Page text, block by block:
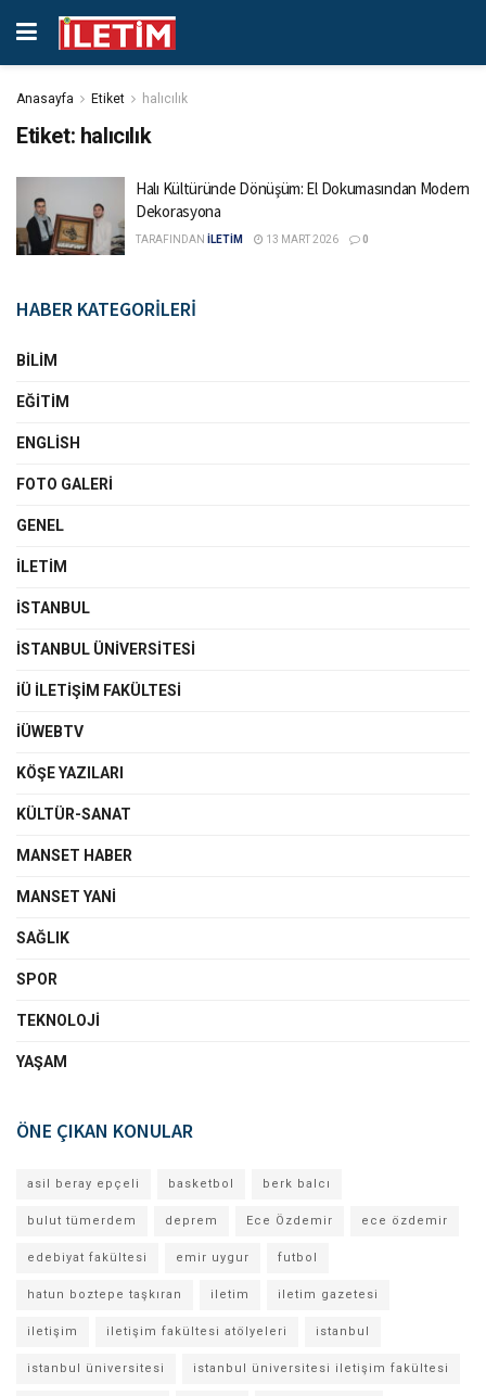
Anasayfa Etiket halıcılık
Etiket: halıcılık
Halı Kültüründe Dönüşüm: El Dokumasından Modern
Dekorasyona
TARAFINDAN İLETİM 13 MART 2026 0
HABER KATEGORİLERİ
BILIM
EĞITIM
ENGLISH
FOTO GALERI
GENEL
İLETIM
İSTANBUL
İSTANBUL ÜNIVERSITESI
İÜ İLETIŞIM FAKÜLTESI
İÜWEBTV
KÖŞE YAZILARI
KÜLTÜR-SANAT
MANSET HABER
MANSET YANI
SAĞLIK
SPOR
TEKNOLOJI
YAŞAM
ÖNE ÇIKAN KONULAR
asil beray epçeli basketbol berk balcı
bulut tümerdem deprem Ece Özdemir ece özdemir
edebiyat fakültesi emir uygur futbol
hatun boztepe taşkıran iletim iletim gazetesi
iletişim iletişim fakültesi atölyeleri istanbul
istanbul üniversitesi istanbul üniversitesi iletişim fakültesi